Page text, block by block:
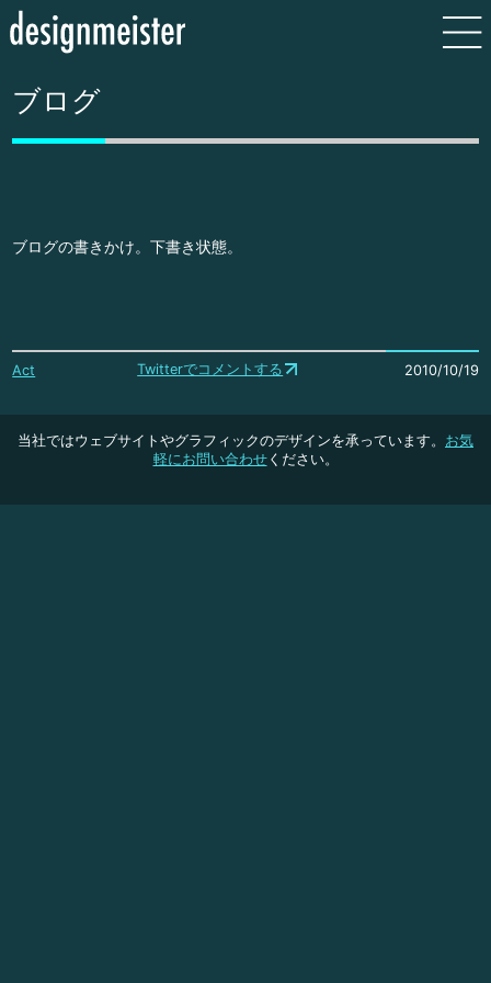
ブログ
ブログの書きかけ。下書き状態。
Act Twitterでコメントする 2010/10/19
当社ではウェブサイトやグラフィックのデザインを承っています。 お気
軽にお問い合わせください。